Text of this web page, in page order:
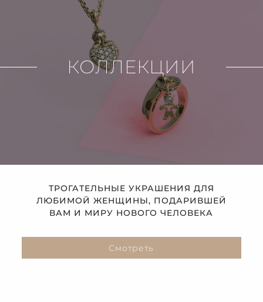
КОЛЛЕКЦИИ
ТРОГАТЕЛЬНЫЕ УКРАШЕНИЯ ДЛЯ
ЛЮБИМОЙ ЖЕНЩИНЫ, ПОДАРИВШЕЙ
ВАМ И МИРУ НОВОГО ЧЕЛОВЕКА
Смотреть